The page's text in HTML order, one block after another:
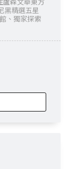
黑精選五星
、獨家探索